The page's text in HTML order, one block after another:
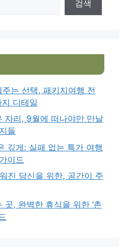
검색
는 선택, 패키지여행 전
디테일
자리, 9월에 떠나야만 만날
들
깊게: 실패 없는 특가 여행
이드
진 당신을 위한, 공간이 주
, 완벽한 휴식을 위한 ‘촌